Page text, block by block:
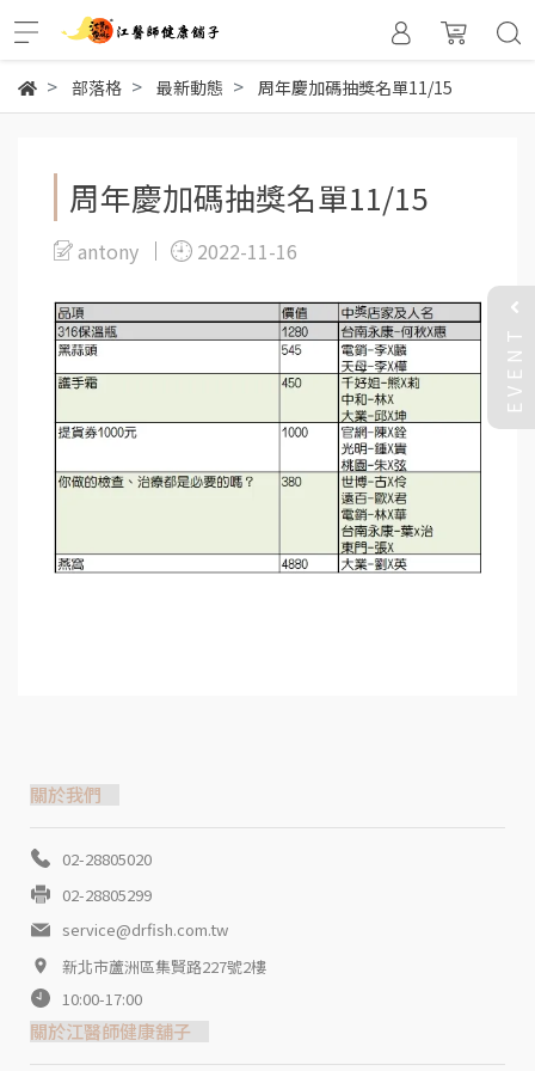
部落格 最新動態 周年慶加碼抽獎名單11/15
周年慶加碼抽獎名單11/15
antony 2022-11-16
關於我們
02-28805020
02-28805299
service@drfish.com.tw
新北市蘆洲區集賢路227號2樓
10:00-17:00
關於江醫師健康舖子
EVENT